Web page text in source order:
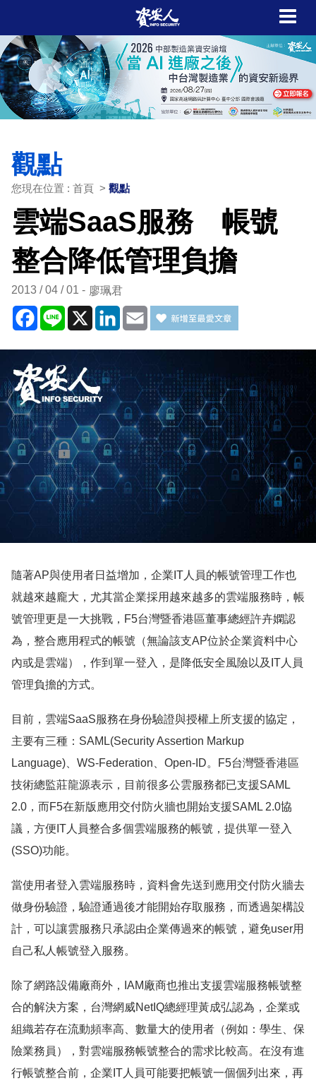
觀點
您現在位置 : 首頁 > 觀點
雲端SaaS服務 帳號
整合降低管理負擔
2013 / 04 / 01 廖珮君
Facebook
Line X LinkedIn
Email
隨著AP與使用者日益增加，企業IT人員的帳號管理工作也
就越來越龐大，尤其當企業採用越來越多的雲端服務時，帳
號管理更是一大挑戰，F5台灣暨香港區董事總經許卉嫻認
為，整合應用程式的帳號（無論該支AP位於企業資料中心
內或是雲端），作到單一登入，是降低安全風險以及IT人員
管理負擔的方式。
目前，雲端SaaS服務在身份驗證與授權上所支援的協定，
主要有三種：SAML(Security Assertion Markup
Language)、WS-Federation、Open-ID。F5台灣暨香港區
技術總監莊龍源表示，目前很多公雲服務都已支援SAML
2.0，而F5在新版應用交付防火牆也開始支援SAML 2.0協
議，方便IT人員整合多個雲端服務的帳號，提供單一登入
(SSO)功能。
當使用者登入雲端服務時，資料會先送到應用交付防火牆去
做身份驗證，驗證通過後才能開始存取服務，而透過架構設
計，可以讓雲服務只承認由企業傳過來的帳號，避免user用
自己私人帳號登入服務。
除了網路設備廠商外，IAM廠商也推出支援雲端服務帳號整
合的解決方案，台灣網威NetIQ總經理黃成弘認為，企業或
組織若存在流動頻率高、數量大的使用者（例如：學生、保
險業務員），對雲端服務帳號整合的需求比較高。在沒有進
行帳號整合前，企業IT人員可能要把帳號一個個列出來，再